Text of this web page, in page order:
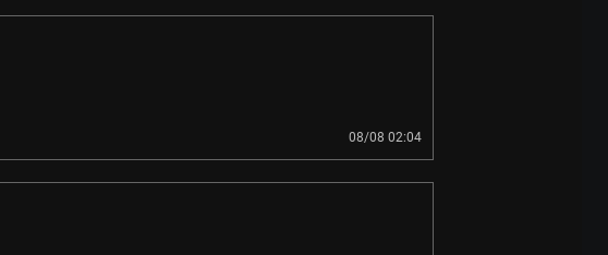
08/08 02:04